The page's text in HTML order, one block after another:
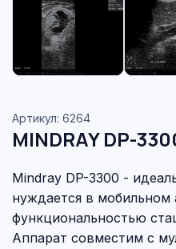
Артикул: 6264
MINDRAY DP-
Mindray DP-3300 -
нуждается в мобильном
функциональностью
Аппарат совместим с